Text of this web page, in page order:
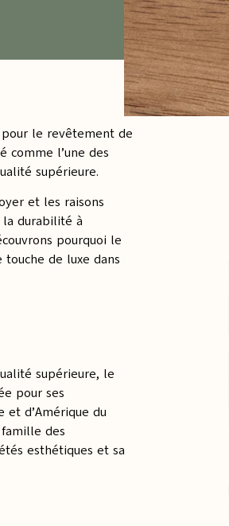
le revêtement de
comme l’une des
supérieure.
et les raisons
la durabilité à
pourquoi le
de luxe dans
supérieure, le
pour ses
et d’Amérique du
des
esthétiques et sa